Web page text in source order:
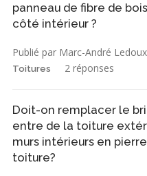
panneau de fibre de
côté intérieur ?
Publié par Marc-André Ledoux
Toitures 2 réponses
Doit-on remplacer le
entre de la toiture
murs intérieurs en
toiture?